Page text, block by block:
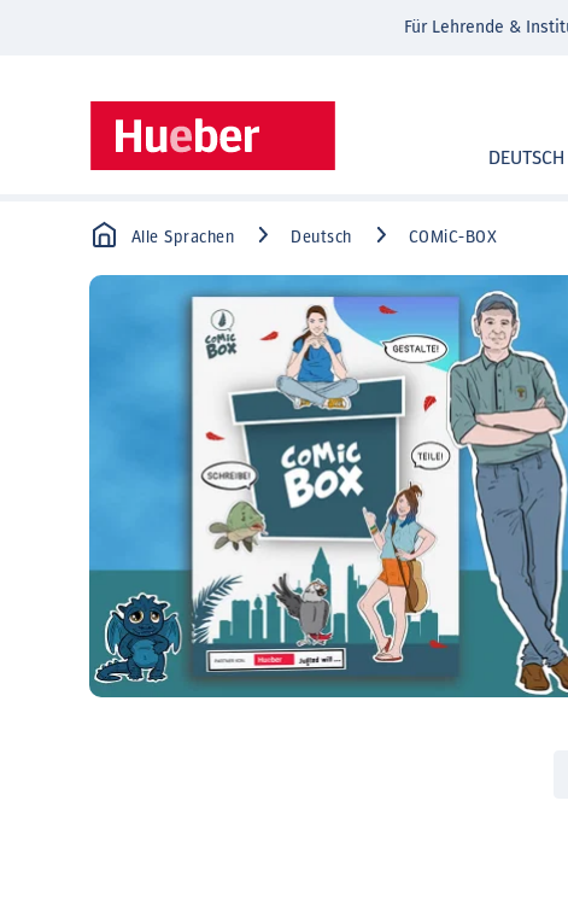
DEUTSCH
Für Lehrende &
Alle Sprachen Deutsch COMiC-BOX